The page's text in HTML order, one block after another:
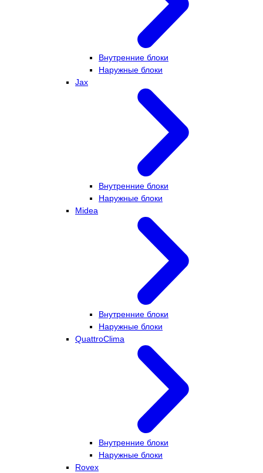
Внутренние блоки
Наружные блоки
Jax
Внутренние блоки
Наружные блоки
Midea
Внутренние блоки
Наружные блоки
QuattroClima
Внутренние блоки
Наружные блоки
Rovex